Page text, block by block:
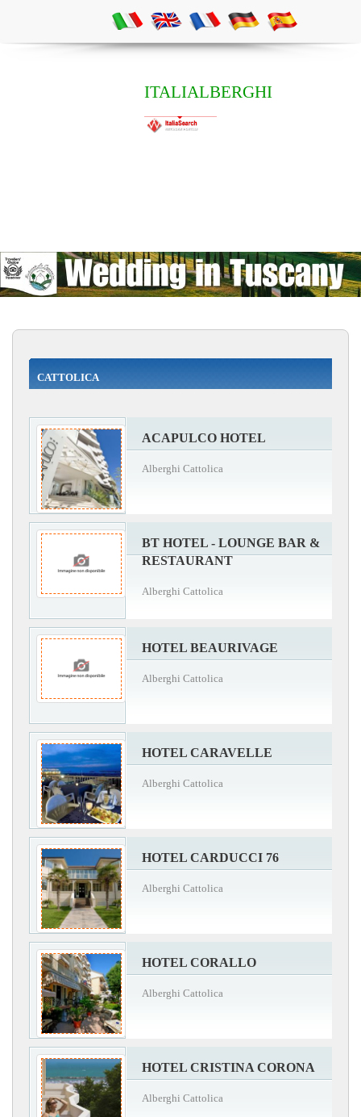
ITALIALBERGHI
CATTOLICA
ACAPULCO HOTEL
Alberghi Cattolica
BT HOTEL - LOUNGE BAR &
RESTAURANT
Alberghi Cattolica
HOTEL BEAURIVAGE
Alberghi Cattolica
HOTEL CARAVELLE
Alberghi Cattolica
HOTEL CARDUCCI 76
Alberghi Cattolica
HOTEL CORALLO
Alberghi Cattolica
HOTEL CRISTINA CORONA
Alberghi Cattolica